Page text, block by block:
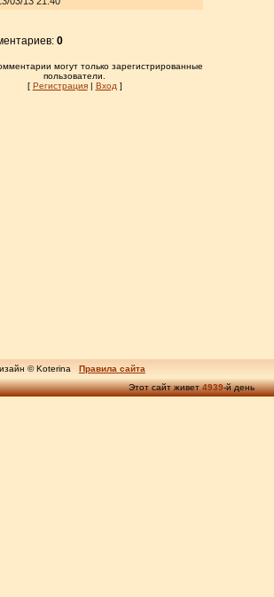
0
могут только зарегистрированные
пользователи.
[ Регистрация| Вход ]
© Koterina
Правила сайта
Этот сайт живет4939-й день